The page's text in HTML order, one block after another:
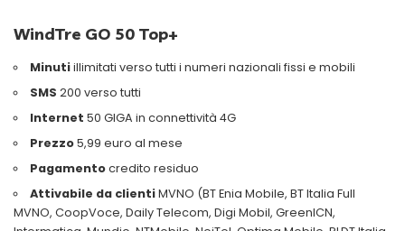
WindTre GO 50 Top+
Minutiillimitati verso tutti i numeri nazionali fissi e mobili
SMS 200 verso tutti
Internet 50 GIGA in connettività 4G
Prezzo5,99 euro al mese
Pagamentocredito residuo
Attivabile da clientiMVNO (BT Enia Mobile, BT Italia Full
MVNO, CoopVoce, Daily Telecom, Digi Mobil, GreenICN,